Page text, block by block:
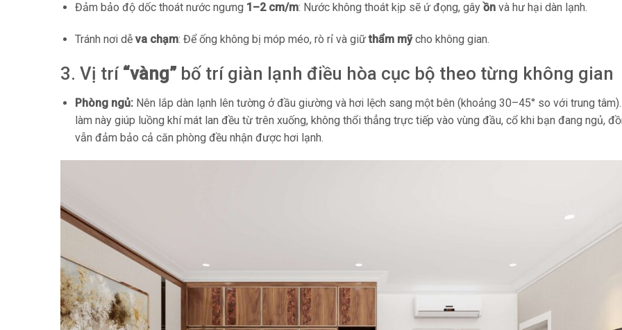
Đảm bảo độ dốc thoát nước ngưng 1–2 cm/m: Nước không thoát kịp sẽ ứ đọng, gây ồnvà hư hại dàn lạnh.
Tránh nơi dễ va chạm: Để ống không bị móp méo, rò rỉ và giữthẩm mỹcho không gian.
3. Vị trí “vàng” bố trí giàn lạnh điều hòa cục bộ theo từng không gian
Phòng ngủ:Nên lắp dàn lạnh lên tường ở đầu giường và hơi lệch sang một bên (khoảng 30–45° so với trung tâm).
làm này giúp luồng khí mát lan đều từ trên xuống, không thổi thẳng trực tiếp vào vùng đầu, cổ khi bạn đang ngủ,
vẫn đảm bảo cả căn phòng đều nhận được hơi lạnh.